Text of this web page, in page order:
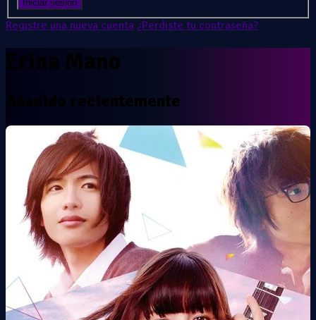
Registre una nueva cuenta ¿Perdiste tu contraseña?
Erina Mano
Añadido recientemente